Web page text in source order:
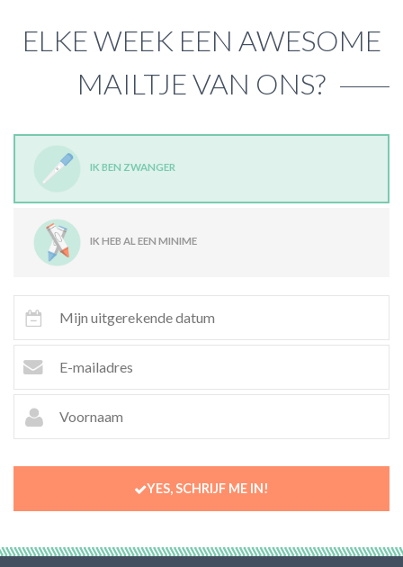
ELKE WEEK EEN AWESOME
MAILTJE VAN ONS?
IK BEN ZWANGER
IK HEB AL EEN MINIME
YES, SCHRIJF ME IN!